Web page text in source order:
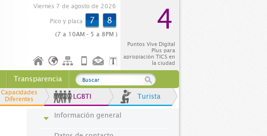
Viernes 7 de agosto de 2026
Pico y placa 7 8
(7 a 10AM - 5 a 8PM ) 4
Puntos Vive Digital
Plus para
apropiación TICS en
la ciudad
Transparencia
Capacidades
Diferentes
LGBTI Turista
Información general